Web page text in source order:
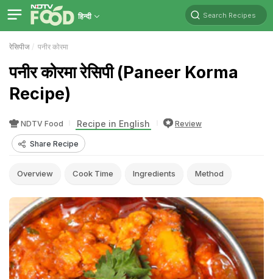
हिन्दी Search Recipes
रेसिपीज पनीर कोरमा
पनीर कोरमा रेसिपी (Paneer Korma
Recipe)
NDTV Food Recipe in English Review
Share Recipe
Overview Cook Time Ingredients Method